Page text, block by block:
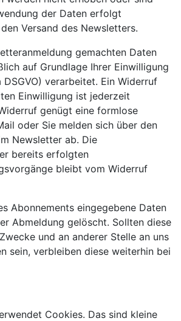
der Daten erfolgt
Versand des Newsletters.
gemachten Daten
auf Grundlage Ihrer Einwilligung
verarbeitet. Ein Widerruf
Einwilligung ist jederzeit
genügt eine formlose
oder Sie melden sich über den
Newsletter ab. Die
bereits erfolgten
bleibt vom Widerruf
Abonnements eingegebene Daten
Abmeldung gelöscht. Sollten diese
und an anderer Stelle an uns
sein, verbleiben diese weiterhin bei
Cookies. Das sind kleine